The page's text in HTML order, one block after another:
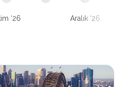
‘26 Aralık ‘26